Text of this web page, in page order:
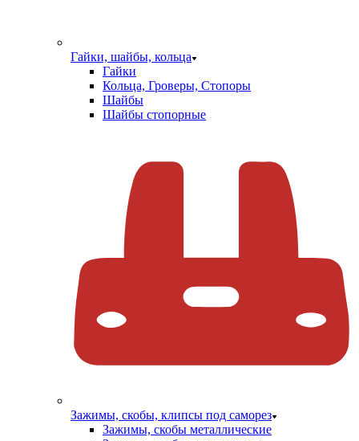
Гайки, шайбы, кольца
Гайки
Кольца, Гроверы, Стопоры
Шайбы
Шайбы стопорные
Зажимы, скобы, клипсы под саморез
Зажимы, скобы металлические